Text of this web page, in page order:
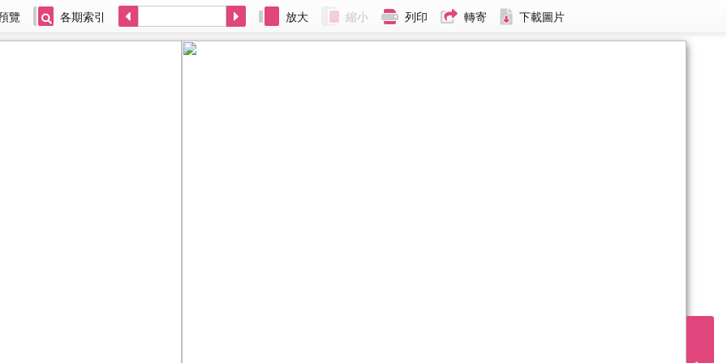
覽 各期索引 放大 縮小 列印 轉寄 下載圖片